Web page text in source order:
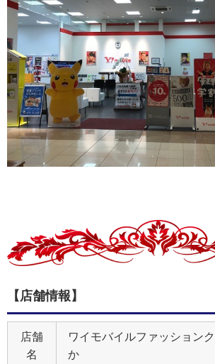
【店舗情報】
店舗
名
ワイモバイルファッション
か